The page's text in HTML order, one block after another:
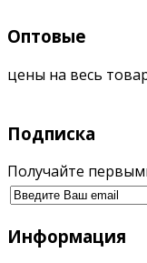
Оптовые
цены на весь
Подписка
Получайте
Информация